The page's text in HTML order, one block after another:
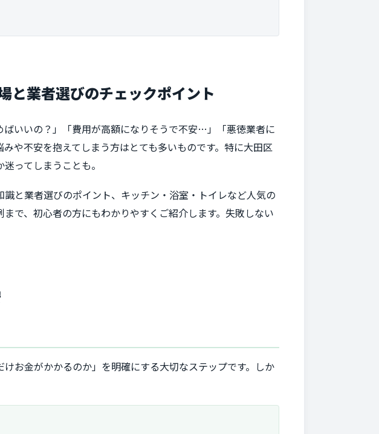
と業者選びのチェックポイント
ばいいの？」「費用が高額になりそうで不安…」「悪徳業者に
や不安を抱えてしまう方はとても多いものです。特に大田区
ってしまうことも。
と業者選びのポイント、キッチン・浴室・トイレなど人気の
で、初心者の方にもわかりやすくご紹介します。失敗しない
お金がかかるのか」を明確にする大切なステップです。しか